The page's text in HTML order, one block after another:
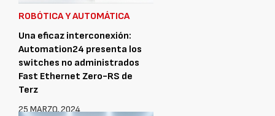
ROBÓTICA Y AUTOMÁTICA
Una eficaz interconexión:
Automation24 presenta los
switches no administrados
Fast Ethernet Zero-RS de
Terz
25 MARZO, 2024